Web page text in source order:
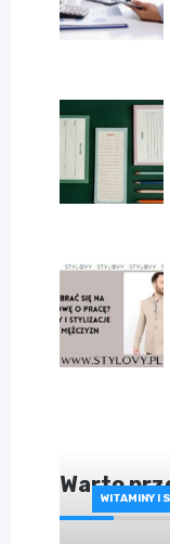
Warto
WITAMINY I